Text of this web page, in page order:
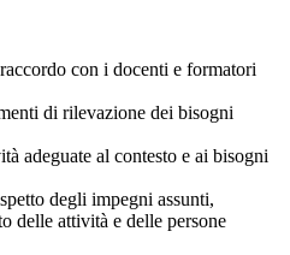
con i docenti e formatori
di rilevazione dei bisogni
adeguate al contesto e ai bisogni
degli impegni assunti,
delle attività e delle persone